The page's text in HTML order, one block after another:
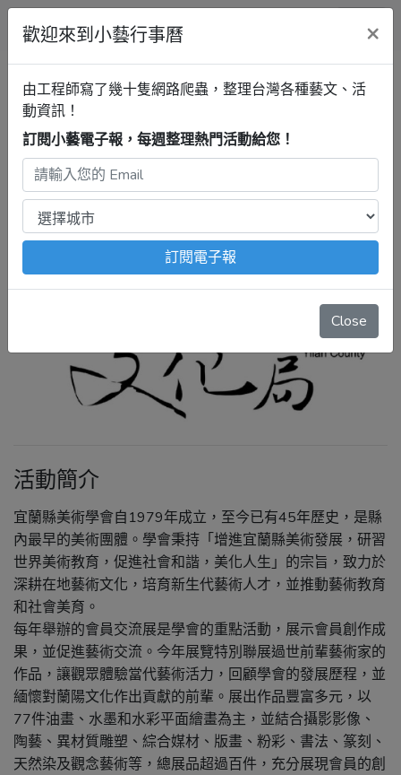
小藝行事曆
宜蘭行事曆
羅東文化工場
2024宜蘭縣美術學會會員藝術創
作聯展
2024年11月9日 – 12月8日
注意：出發前請去官網再次確認！
取，沒有算到疫情影響、例行休館日、國定假日、移師外地
活動簡介
宜蘭縣美術學會自1979年成立，至今已有45年歷史，是縣
內最早的美術團體。學會秉持「增進宜蘭縣美術發展，研習
世界美術教育，促進社會和諧，美化人生」的宗旨，致力於
深耕在地藝術文化，培育新生代藝術人才，並推動藝術教育
和社會美育。
每年舉辦的會員交流展是學會的重點活動，展示會員創作成
果，並促進藝術交流。今年展覽特別聯展過世前輩藝術家的
作品，讓觀眾體驗當代藝術活力，回顧學會的發展歷程，並
緬懷對蘭陽文化作出貢獻的前輩。展出作品豐富多元，以
77件油畫、水墨和水彩平面繪畫為主，並結合攝影影像、
陶藝、異材質雕塑、綜合媒材、版畫、粉彩、書法、篆刻、
天然染及觀念藝術等，總展品超過百件，充分展現會員的創
歡迎來到小藝行事曆 ×
由工程師寫了幾十隻網路爬蟲，整理台灣各種藝文、活
動資訊！
訂閱小藝電子報，每週整理熱門活動給您！
訂閱電子報
Close